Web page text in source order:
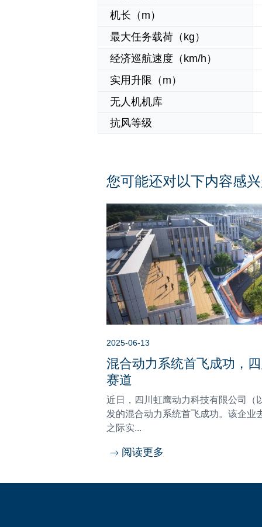
机长（ m ）
最大任务载荷（ kg ）
经济巡航速度（ km/h ）
实用升限（ m ）
无人机机库
抗风等级
您可能还对以下内容感
2025-06-13
混合动力系统首飞成功，
赛道
近日，四川虹鹰动力科技有限公司（
发的混合动力系统首飞成功。该企业
之际实...
阅读更多